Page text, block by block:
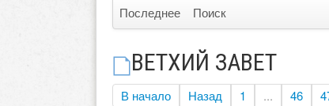
Последнее Поиск
ВЕТХИЙ ЗАВЕТ
В начало Назад 1 ... 46